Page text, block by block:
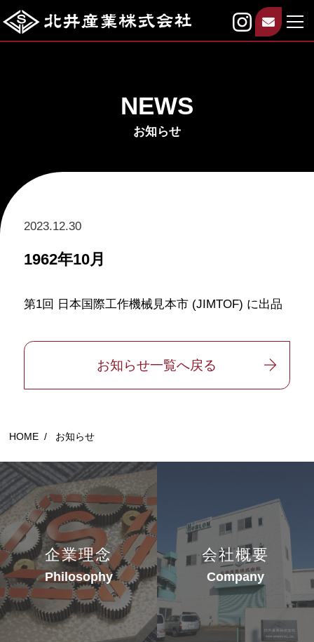
NEWS
お知らせ
2023.12.30
1962年10月
第1回 日本国際工作機械見本市 (JIMTOF) に出品
お知らせ一覧へ戻る
HOME / お知らせ
企業理念
Philosophy
会社概要
Company